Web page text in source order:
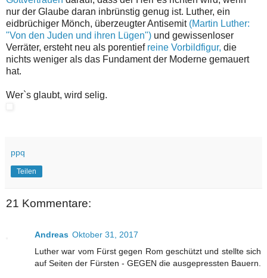
nur der Glaube daran inbrünstig genug ist. Luther, ein
eidbrüchiger Mönch, überzeugter Antisemit (Martin Luther:
"Von den Juden und ihren Lügen") und gewissenloser
Verräter, ersteht neu als porentief reine Vorbildfigur, die
nichts weniger als das Fundament der Moderne gemauert
hat.
Wer`s glaubt, wird selig.
ppq
Teilen
21 Kommentare:
Andreas Oktober 31, 2017
Luther war vom Fürst gegen Rom geschützt und stellte sich
auf Seiten der Fürsten - GEGEN die ausgepressten Bauern.